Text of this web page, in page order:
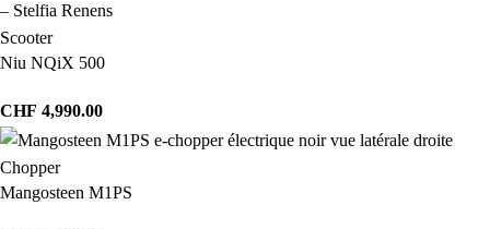
Scooter
Niu NQiX 500
CHF 4,990.00
Chopper
Mangosteen M1PS